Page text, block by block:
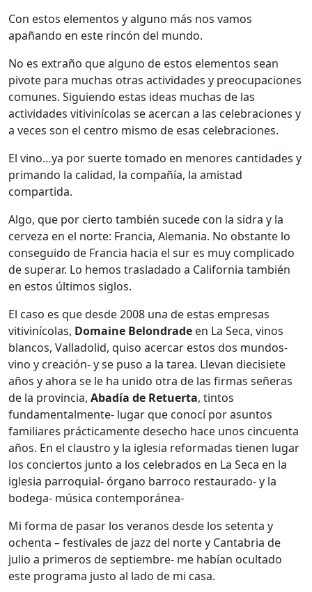
Con estos elementos y alguno más nos vamos
apañando en este rincón del mundo.
No es extraño que alguno de estos elementos sean
pivote para muchas otras actividades y preocupaciones
comunes. Siguiendo estas ideas muchas de las
actividades vitivinícolas se acercan a las celebraciones y
a veces son el centro mismo de esas celebraciones.
El vino…ya por suerte tomado en menores cantidades y
primando la calidad, la compañía, la amistad
compartida.
Algo, que por cierto también sucede con la sidra y la
cerveza en el norte: Francia, Alemania. No obstante lo
conseguido de Francia hacia el sur es muy complicado
de superar. Lo hemos trasladado a California también
en estos últimos siglos.
El caso es que desde 2008 una de estas empresas
vitivinícolas, Domaine Belondrade en La Seca, vinos
blancos, Valladolid, quiso acercar estos dos mundos-
vino y creación- y se puso a la tarea. Llevan diecisiete
años y ahora se le ha unido otra de las firmas señeras
de la provincia, Abadía de Retuerta, tintos
fundamentalmente- lugar que conocí por asuntos
familiares prácticamente desecho hace unos cincuenta
años. En el claustro y la iglesia reformadas tienen lugar
los conciertos junto a los celebrados en La Seca en la
iglesia parroquial- órgano barroco restaurado- y la
bodega- música contemporánea-
Mi forma de pasar los veranos desde los setenta y
ochenta – festivales de jazz del norte y Cantabria de
julio a primeros de septiembre- me habían ocultado
este programa justo al lado de mi casa.